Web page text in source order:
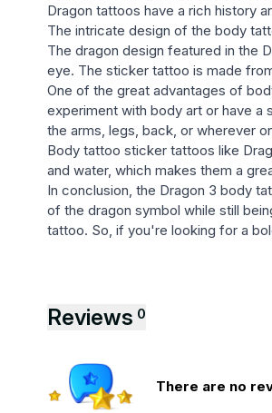
Dragon tattoos have a rich history
The intricate design of the body
The dragon design featured in the
eye. The sticker tattoo is made
One of the great advantages of
experiment with body art or have
the arms, legs, back, or wherever
Body tattoo sticker tattoos like
and water, which makes them a
In conclusion, the Dragon 3 body
of the dragon symbol while still
tattoo. So, if you're looking for a
Reviews 0
There are no